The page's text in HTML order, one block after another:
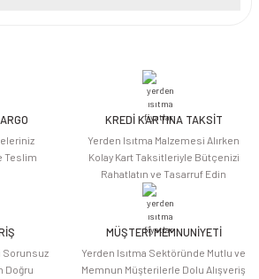
teşekkür ederiz.
eksik bilgiler bulunuyor.
bulunuyor.
daha pahalı.
alternatifler olmalı.
Teslim
KREDİ KARTINA TAKSİT
Yerden Isıtma Malzemesi Alırken
Kolay Kart Taksitleriyle Bütçenizi
Rahatlatın ve Tasarruf Edin
Sorunsuz
Doğru
MÜŞTERİ MEMNUNİYETİ
Yerden Isıtma Sektöründe Mutlu ve
Memnun Müşterilerle Dolu Alışveriş